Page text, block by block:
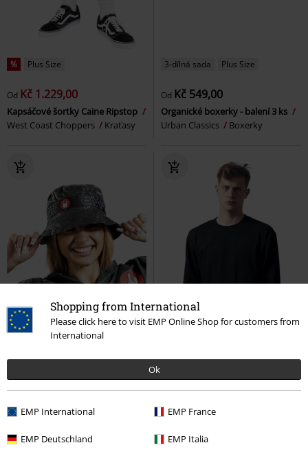
Shopping from International
Please click here to visit EMP Online Shop for customers from
International
Ok
EMP International EMP France
EMP Deutschland EMP Italia
% Plus Size
Od Kč 1.229,00
Kapsáčové šortky Caine Ripstop
West Coast Choppers
Kraťasy
3-dílná sada Plus Size
Od Kč 549,00
Organické boxerky - balení 3 ks
Urban Classics
Boxerky
Kč 189,00 OdKč 467,00